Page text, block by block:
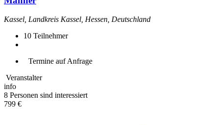
Kassel, Landkreis Kassel, Hessen, Deutschland
10 Teilnehmer
Termine auf Anfrage
Veranstalter
info
8 Personen sind interessiert
799 €